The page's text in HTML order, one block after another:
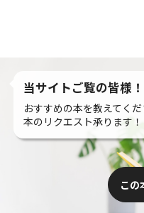
当サイトご覧の皆様！
おすすめの本を教えてくだ
本のリクエスト承ります！
この